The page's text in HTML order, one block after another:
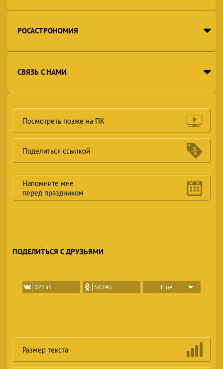
РОСАСТРОНОМИЯ
СВЯЗЬ С НАМИ
Посмотреть позже на ПК
Поделиться ссылкой
Напомните мне
перед праздником
ПОДЕЛИТЬСЯ С ДРУЗЬЯМИ
92135 56245 Ещё
Размер текста